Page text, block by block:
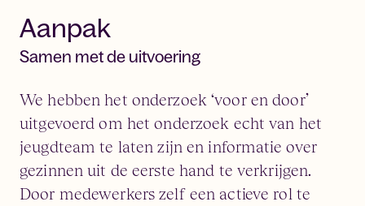
Aanpak
Samen met de uitvoering
We hebben het onderzoek ‘voor en door’
uitgevoerd om het onderzoek echt van het
jeugdteam te laten zijn en informatie over
gezinnen uit de eerste hand te verkrijgen.
Door medewerkers zelf een actieve rol te